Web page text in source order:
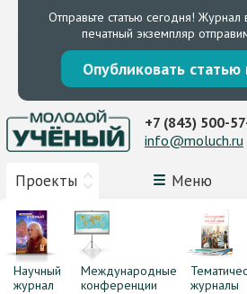
Отправьте статью сегодня! Журнал
печатный экземпляр
Опубликовать статью
Проекты Меню
+7 (843) 500-
info@moluch.ru
Научный
журнал
Международные
конференции
журналы